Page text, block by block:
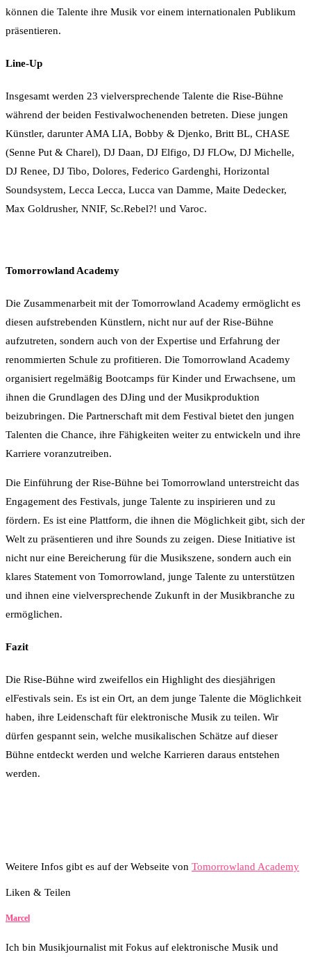
können die Talente ihre Musik vor einem internationalen Publikum
präsentieren.
Line-Up
Insgesamt werden 23 vielversprechende Talente die Rise-Bühne
während der beiden Festivalwochenenden betreten. Diese jungen
Künstler, darunter AMA LIA, Bobby & Djenko, Britt BL, CHASE
(Senne Put & Charel), DJ Daan, DJ Elfigo, DJ FLOw, DJ Michelle,
DJ Renee, DJ Tibo, Dolores, Federico Gardenghi, Horizontal
Soundsystem, Lecca Lecca, Lucca van Damme, Maite Dedecker,
Max Goldrusher, NNIF, Sc.Rebel?! und Varoc.
Tomorrowland Academy
Die Zusammenarbeit mit der Tomorrowland Academy ermöglicht es
diesen aufstrebenden Künstlern, nicht nur auf der Rise-Bühne
aufzutreten, sondern auch von der Expertise und Erfahrung der
renommierten Schule zu profitieren. Die Tomorrowland Academy
organisiert regelmäßig Bootcamps für Kinder und Erwachsene, um
ihnen die Grundlagen des DJing und der Musikproduktion
beizubringen. Die Partnerschaft mit dem Festival bietet den jungen
Talenten die Chance, ihre Fähigkeiten weiter zu entwickeln und ihre
Karriere voranzutreiben.
Die Einführung der Rise-Bühne bei Tomorrowland unterstreicht das
Engagement des Festivals, junge Talente zu inspirieren und zu
fördern. Es ist eine Plattform, die ihnen die Möglichkeit gibt, sich der
Welt zu präsentieren und ihre Sounds zu zeigen. Diese Initiative ist
nicht nur eine Bereicherung für die Musikszene, sondern auch ein
klares Statement von Tomorrowland, junge Talente zu unterstützen
und ihnen eine vielversprechende Zukunft in der Musikbranche zu
ermöglichen.
Fazit
Die Rise-Bühne wird zweifellos ein Highlight des diesjährigen
elFestivals sein. Es ist ein Ort, an dem junge Talente die Möglichkeit
haben, ihre Leidenschaft für elektronische Musik zu teilen. Wir
dürfen gespannt sein, welche musikalischen Schätze auf dieser
Bühne entdeckt werden und welche Karrieren daraus entstehen
werden.
Weitere Infos gibt es auf der Webseite von Tomorrowland Academy
Liken & Teilen
Marcel
Ich bin Musikjournalist mit Fokus auf elektronische Musik und